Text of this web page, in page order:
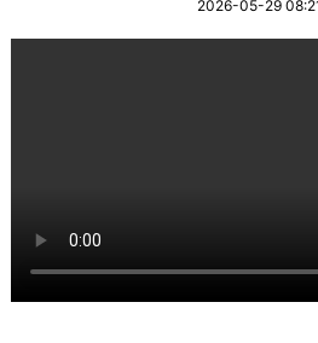
2026-05-29